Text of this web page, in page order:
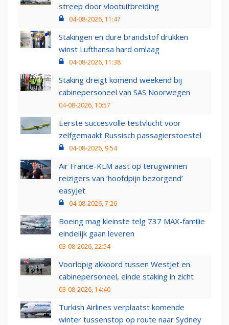
streep door vlootuitbreiding
04-08-2026, 11:47
Stakingen en dure brandstof drukken
winst Lufthansa hard omlaag
04-08-2026, 11:38
Staking dreigt komend weekend bij
cabinepersoneel van SAS Noorwegen
04-08-2026, 10:57
Eerste succesvolle testvlucht voor
zelfgemaakt Russisch passagierstoestel
04-08-2026, 9:54
Air France-KLM aast op terugwinnen
reizigers van ‘hoofdpijn bezorgend’
easyJet
04-08-2026, 7:26
Boeing mag kleinste telg 737 MAX-familie
eindelijk gaan leveren
03-08-2026, 22:54
Voorlopig akkoord tussen WestJet en
cabinepersoneel, einde staking in zicht
03-08-2026, 14:40
Turkish Airlines verplaatst komende
winter tussenstop op route naar Sydney